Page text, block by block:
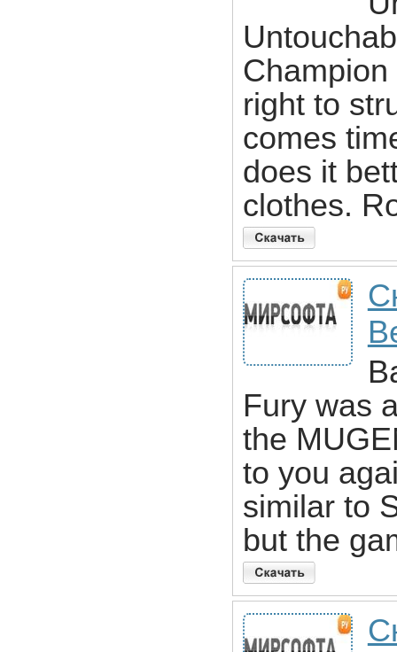
right to
comes
does it
clothes.
Fury was
the
to you
similar to
but the